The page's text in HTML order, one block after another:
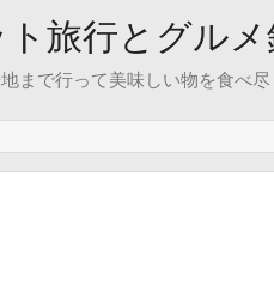
旅行とグルメ
まで行って美味しい物を食べ尽